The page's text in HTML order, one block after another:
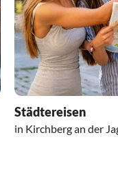
Städtereisen
in Kirchberg an der